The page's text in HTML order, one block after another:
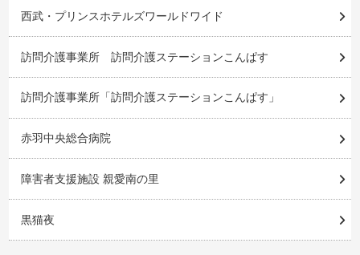
西武・プリンスホテルズワールドワイド
訪問介護事業所 訪問介護ステーションこんぱす
訪問介護事業所「訪問介護ステーションこんぱす」
赤羽中央総合病院
障害者支援施設 親愛南の里
黒猫夜